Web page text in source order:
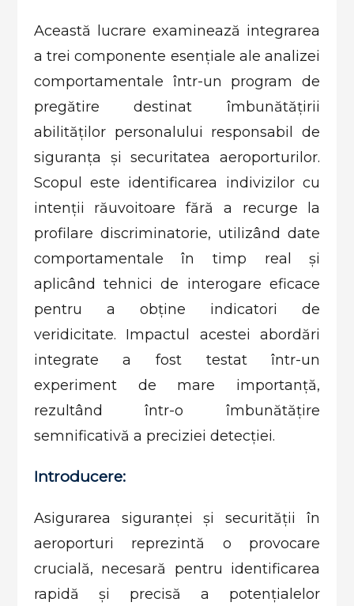
Această lucrare examinează integrarea
a trei componente esențiale ale analizei
comportamentale într-un program de
pregătire destinat îmbunătățirii
abilităților personalului responsabil de
siguranța și securitatea aeroporturilor.
Scopul este identificarea indivizilor cu
intenții răuvoitoare fără a recurge la
profilare discriminatorie, utilizând date
comportamentale în timp real și
aplicând tehnici de interogare eficace
pentru a obține indicatori de
veridicitate. Impactul acestei abordări
integrate a fost testat într-un
experiment de mare importanță,
rezultând într-o îmbunătățire
semnificativă a preciziei detecției.
Introducere:
Asigurarea siguranței și securității în
aeroporturi reprezintă o provocare
crucială, necesară pentru identificarea
rapidă și precisă a potențialelor